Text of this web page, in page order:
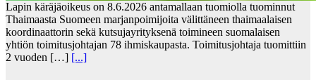
Lapin käräjäoikeus on 8.6.2026 antamallaan tuomiolla tuominnut
Thaimaasta Suomeen marjanpoimijoita välittäneen thaimaalaisen
koordinaattorin sekä kutsujayrityksenä toimineen suomalaisen
yhtiön toimitusjohtajan 78 ihmiskaupasta. Toimitusjohtaja tuomittiin
2 vuoden […] [...]